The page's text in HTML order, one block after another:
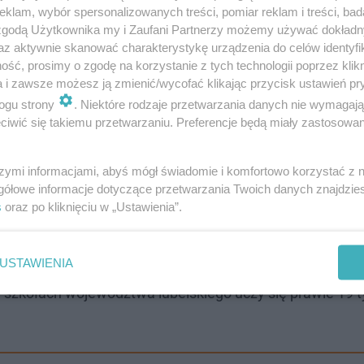
, teraz dostrzegamy wyraźny spadek.
wszystko, aby móc zapewnić młodzieży
Wydziału Pragmatyki Zawodowej i Analiz
konsultacje rodziców z medykami na temat
dla młodzieży w wieku 16 i 17 lat.
15 roku życia.
województwa lubelskiego uczy się prawie 19
wybór spersonalizowanych treści, pomiar reklam i treści,
Użytkownika my i Zaufani Partnerzy możemy używać
aktywnie skanować charakterystykę urządzenia do celów
prosimy o zgodę na korzystanie z tych technologii poprzez
i zawsze możesz ją zmienić/wycofać klikając przycisk ustawień
strony
. Niektóre rodzaje przetwarzania danych nie
się takiemu przetwarzaniu. Preferencje będą miały
informacjami, abyś mógł świadomie i komfortowo korzystać z
informacje dotyczące przetwarzania Twoich danych
oraz po kliknięciu w „Ustawienia”.
USTAWIENIA